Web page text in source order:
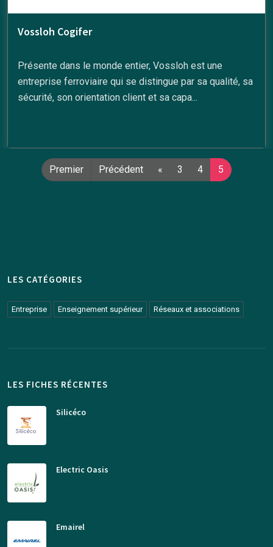
Vossloh Cogifer
Présente dans le monde entier, Vossloh est une
entreprise ferroviaire qui se distingue par sa qualité, sa
sécurité, son orientation client et sa capa...
Premier Précédent « 3 4 5
LES CATÉGORIES
Entreprise Enseignement supérieur Réseaux et associations
LES FICHES RÉCENTES
Silicéco
Electric Oasis
Emairel